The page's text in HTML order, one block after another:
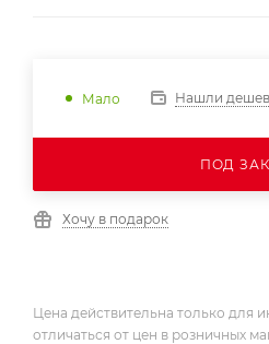
Мало Нашли
ПОД
Хочу в подарок
Цена действительна только для
отличаться от цен в розничных